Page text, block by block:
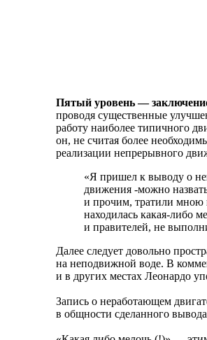
Пятый уровень —
проводя существенные
работу наиболее типичного
он, не считая более
реализации непрерывного
«Я пришел к выводу о
движения -можно
и прочим, тратили мною
находилась какая-либо
и правителей, не
Далее следует довольно
на неподвижной воде. В
и в других местах Леонардо
Запись о неработающем
в общности сделанного